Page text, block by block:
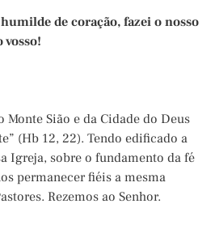
de coração, fazei o nosso
vosso!
Monte Sião e da Cidade do Deus
(Hb 12, 22). Tendo edificado a
Igreja, sobre o fundamento da fé
permanecer fiéis a mesma
Rezemos ao Senhor.